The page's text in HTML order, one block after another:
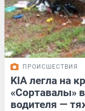
ПРОИСШЕСТВИЯ
KIA легла на
«Сортавалы»
водителя —